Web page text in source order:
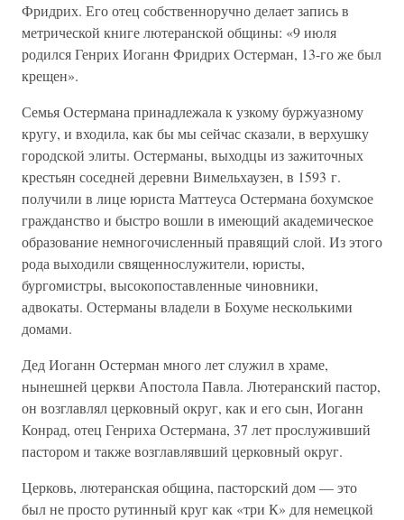
Фридрих. Его отец собственноручно делает запись в
метрической книге лютеранской общины: «9 июля
родился Генрих Иоганн Фридрих Остерман, 13-го же был
крещен».
Семья Остермана принадлежала к узкому буржуазному
кругу, и входила, как бы мы сейчас сказали, в верхушку
городской элиты. Остерманы, выходцы из зажиточных
крестьян соседней деревни Вимельхаузен, в 1593 г.
получили в лице юриста Маттеуса Остермана бохумское
гражданство и быстро вошли в имеющий академическое
образование немногочисленный правящий слой. Из этого
рода выходили священнослужители, юристы,
бургомистры, высокопоставленные чиновники,
адвокаты. Остерманы владели в Бохуме несколькими
домами.
Дед Иоганн Остерман много лет служил в храме,
нынешней церкви Апостола Павла. Лютеранский пастор,
он возглавлял церковный округ, как и его сын, Иоганн
Конрад, отец Генриха Остермана, 37 лет прослуживший
пастором и также возглавлявший церковный округ.
Церковь, лютеранская община, пасторский дом — это
был не просто рутинный круг как «три К» для немецкой